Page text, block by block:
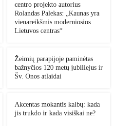
centro projekto autorius
Rolandas Palekas: „Kaunas yra
vienareikšmis moderniosios
Lietuvos centras“
Žeimių parapijoje paminėtas
bažnyčios 120 metų jubiliejus ir
Šv. Onos atlaidai
Akcentas mokantis kalbų: kada
jis trukdo ir kada visiškai ne?